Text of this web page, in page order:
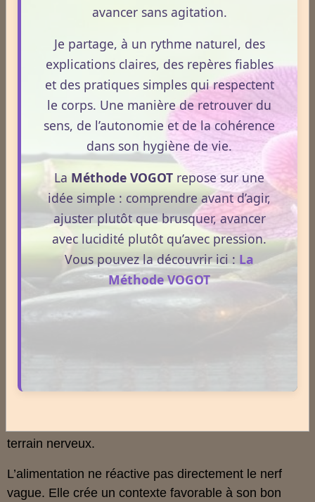
les réponses de stress et facilite la réactivation
Les micronutriments jouent un rôle important dans la
régulation nerveuse. Le magnésium, le zinc, les
vitamines du groupe B et les acides gras essentiels
participent à la transmission nerveuse et à la
modulation de l’inflammation. Une alimentation variée
et équilibrée permet de couvrir ces besoins sans
Le microbiote intestinal influence également le
système nerveux. Il communique avec le cerveau par
l’intermédiaire du nerf vague. Une alimentation riche
en fibres, en aliments fermentés et en végétaux
favorise un microbiote diversifié. Ce microbiote
soutient la production de composés qui participent à
la régulation émotionnelle.
ou la passiflore, soutiennent la détente et favorisent
terrain nerveux.
L’alimentation ne réactive pas directement le nerf
vague. Elle crée un contexte favorable à son bon
avancer sans agitation.
Je partage, à un rythme naturel, des
explications claires, des repères fiables
et des pratiques simples qui respectent
le corps. Une manière de retrouver du
sens, de l’autonomie et de la cohérence
dans son hygiène de vie.
La Méthode VOGOT repose sur une
idée simple : comprendre avant d’agir,
ajuster plutôt que brusquer, avancer
avec lucidité plutôt qu’avec pression.
Vous pouvez la découvrir ici : La
Méthode VOGOT